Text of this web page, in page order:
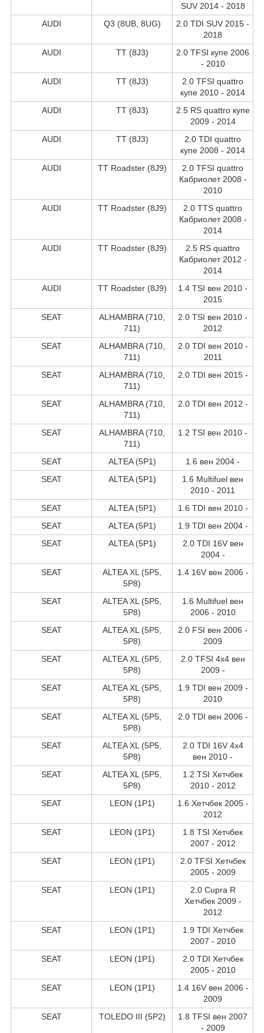
SUV 2014 - 2018
AUDI
Q3 (8UB, 8UG)
2.0 TDI SUV 2015 -
2018
AUDI
TT (8J3)
2.0 TFSI купе 2006
- 2010
AUDI
TT (8J3)
2.0 TFSI quattro
купе 2010 - 2014
AUDI
TT (8J3)
2.5 RS quattro купе
2009 - 2014
AUDI
TT (8J3)
2.0 TDI quattro
купе 2008 - 2014
AUDI
TT Roadster (8J9)
2.0 TFSI quattro
Кабриолет 2008 -
2010
AUDI
TT Roadster (8J9)
2.0 TTS quattro
Кабриолет 2008 -
2014
AUDI
TT Roadster (8J9)
2.5 RS quattro
Кабриолет 2012 -
2014
AUDI
TT Roadster (8J9)
1.4 TSI вен 2010 -
2015
SEAT
ALHAMBRA (710,
711)
2.0 TSI вен 2010 -
2012
SEAT
ALHAMBRA (710,
711)
2.0 TDI вен 2010 -
2011
SEAT
ALHAMBRA (710,
711)
2.0 TDI вен 2015 -
SEAT
ALHAMBRA (710,
711)
2.0 TDI вен 2012 -
SEAT
ALHAMBRA (710,
711)
1.2 TSI вен 2010 -
SEAT ALTEA (5P1)
1.6 вен 2004 -
SEAT
ALTEA (5P1)
1.6 Multifuel вен
2010 - 2011
SEAT
ALTEA (5P1)
1.6 TDI вен 2010 -
SEAT
ALTEA (5P1)
1.9 TDI вен 2004 -
SEAT
ALTEA (5P1)
2.0 TDI 16V вен
2004 -
SEAT
ALTEA XL (5P5,
5P8)
1.4 16V вен 2006 -
SEAT
ALTEA XL (5P5,
5P8)
1.6 Multifuel вен
2006 - 2010
SEAT
ALTEA XL (5P5,
5P8)
2.0 FSI вен 2006 -
2009
SEAT
ALTEA XL (5P5,
5P8)
2.0 TFSI 4x4 вен
2009 -
SEAT
ALTEA XL (5P5,
5P8)
1.9 TDI вен 2009 -
2010
SEAT
ALTEA XL (5P5,
5P8)
2.0 TDI вен 2006 -
SEAT
ALTEA XL (5P5,
5P8)
2.0 TDI 16V 4x4
вен 2010 -
SEAT
ALTEA XL (5P5,
5P8)
1.2 TSI Хетчбек
2010 - 2012
SEAT
LEON (1P1)
1.6 Хетчбек 2005 -
2012
SEAT
LEON (1P1)
1.8 TSI Хетчбек
2007 - 2012
SEAT
LEON (1P1)
2.0 TFSI Хетчбек
2005 - 2009
SEAT
LEON (1P1)
2.0 Cupra R
Хетчбек 2009 -
2012
SEAT
LEON (1P1)
1.9 TDI Хетчбек
2007 - 2010
SEAT
LEON (1P1)
2.0 TDI Хетчбек
2005 - 2010
SEAT
LEON (1P1)
1.4 16V вен 2006 -
2009
SEAT
TOLEDO III (5P2)
1.8 TFSI вен 2007
- 2009